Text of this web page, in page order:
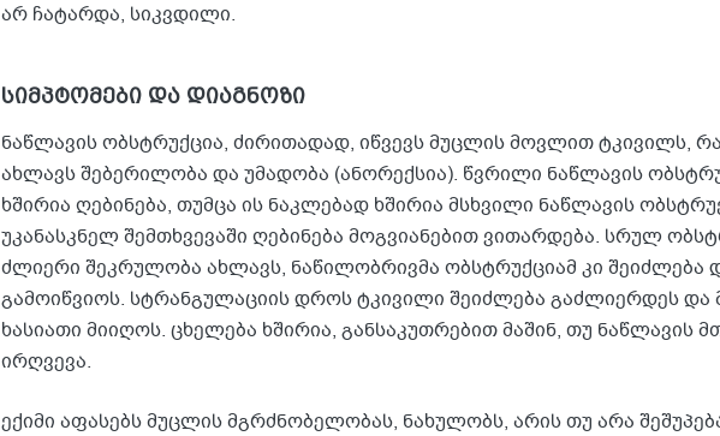
არ ჩატარდა, სიკვდილი.
სიმპტომები და დიაგნოზი
ნაწლავის ობსტრუქცია, ძირითადად, იწვევს მუცლის მოვლით ტკივილს,
ახლავს შებერილობა და უმადობა (ანორექსია). წვრილი ნაწლავის
ხშირია ღებინება, თუმცა ის ნაკლებად ხშირია მსხვილი ნაწლავის
უკანასკნელ შემთხვევაში ღებინება მოგვიანებით ვითარდება. სრულ
ძლიერი შეკრულობა ახლავს, ნაწილობრივმა ობსტრუქციამ კი შეიძლება
გამოიწვიოს. სტრანგულაციის დროს ტკივილი შეიძლება გაძლიერდეს და
ხასიათი მიიღოს. ცხელება ხშირია, განსაკუთრებით მაშინ, თუ ნაწლავის
ირღვევა.
ექიმი აფასებს მუცლის მგრძნობელობას, ნახულობს, არის თუ არა